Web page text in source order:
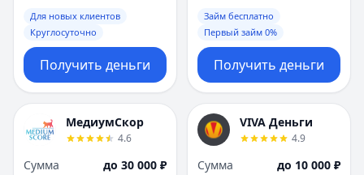
Сочи
Сургут
Т
Тверь
Тольятти
Томск
Тула
Тюмень
Сочи
Сургут
Т
Тверь
Тольятти
Томск
Тула
Тюмень
Для новых клиентов
Круглосуточно
Получить деньги
Займ бесплатно
Первый займ 0%
Получить деньги
МедиумСкор
4.6
Сумма
до 30 000 ₽
VIVA Деньги
4.9
Сумма
до 10 000 ₽